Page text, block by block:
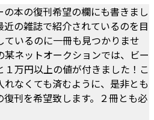
本の復刊希望の欄にも書きまし
の雑誌で紹介されているのを目
ているのに一冊も見つかりませ
ネットオークションでは、ビー
万円以上の値が付きました！こ
なくても済むように、是非とも
刊を希望致します。２冊とも必